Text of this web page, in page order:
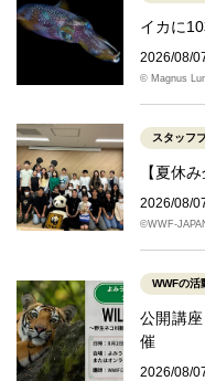
イカに
2026/08/
© Magnus
スタッフ
【夏休
2026/08/
©WWF-
WWFの活
公開講
催
2026/08/